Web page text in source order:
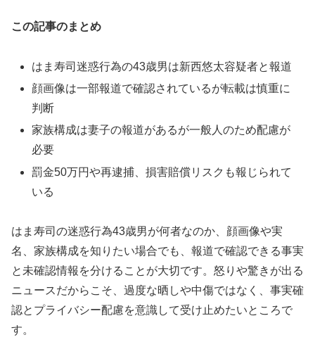
この記事のまとめ
はま寿司迷惑行為の43歳男は新西悠太容疑者と報道
顔画像は一部報道で確認されているが転載は慎重に
判断
家族構成は妻子の報道があるが一般人のため配慮が
必要
罰金50万円や再逮捕、損害賠償リスクも報じられて
いる
はま寿司の迷惑行為43歳男が何者なのか、顔画像や実
名、家族構成を知りたい場合でも、報道で確認できる事実
と未確認情報を分けることが大切です。怒りや驚きが出る
ニュースだからこそ、過度な晒しや中傷ではなく、事実確
認とプライバシー配慮を意識して受け止めたいところで
す。